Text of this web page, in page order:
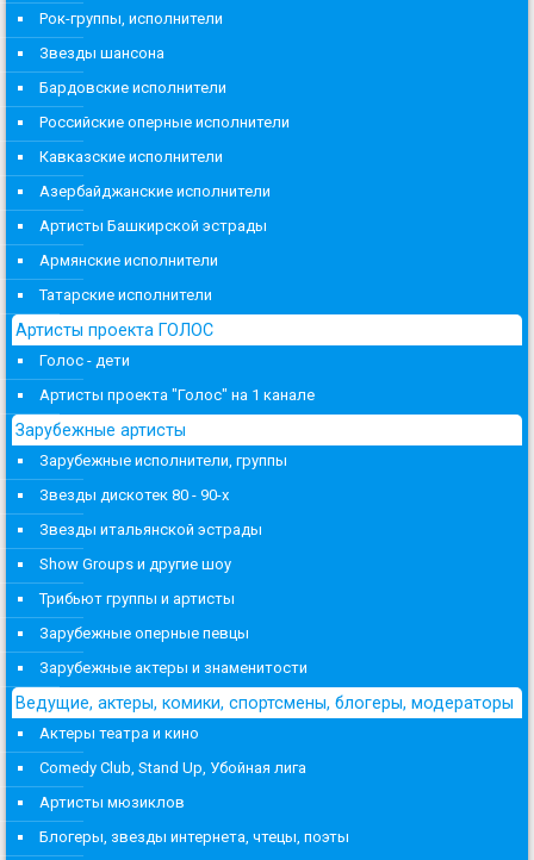
Рок-группы, исполнители
Звезды шансона
Бардовские исполнители
Российские оперные исполнители
Кавказские исполнители
Азербайджанские исполнители
Артисты Башкирской эстрады
Армянские исполнители
Татарские исполнители
Артисты проекта ГОЛОС
Голос - дети
Артисты проекта "Голос" на 1 канале
Зарубежные артисты
Зарубежные исполнители, группы
Звезды дискотек 80 - 90-х
Звезды итальянской эстрады
Show Groups и другие шоу
Трибьют группы и артисты
Зарубежные оперные певцы
Зарубежные актеры и знаменитости
Ведущие, актеры, комики, спортсмены, блогеры, модераторы
Актеры театра и кино
Comedy Club, Stand Up, Убойная лига
Артисты мюзиклов
Блогеры, звезды интернета, чтецы, поэты